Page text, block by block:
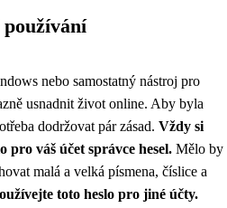
nebo samostatný nástroj pro
usnadnit život online. Aby byla
dodržovat pár zásad. Vždy si
pro váš účet správce hesel. Mělo by
malá a velká písmena, číslice a
toto heslo pro jiné účty.